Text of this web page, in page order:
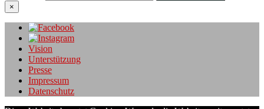
×
Vision
Unterstützung
Presse
Impressum
Datenschutz